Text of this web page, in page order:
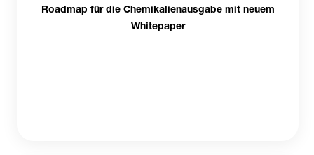
Roadmap für die Chemikalienausgabe mit neuem
Whitepaper